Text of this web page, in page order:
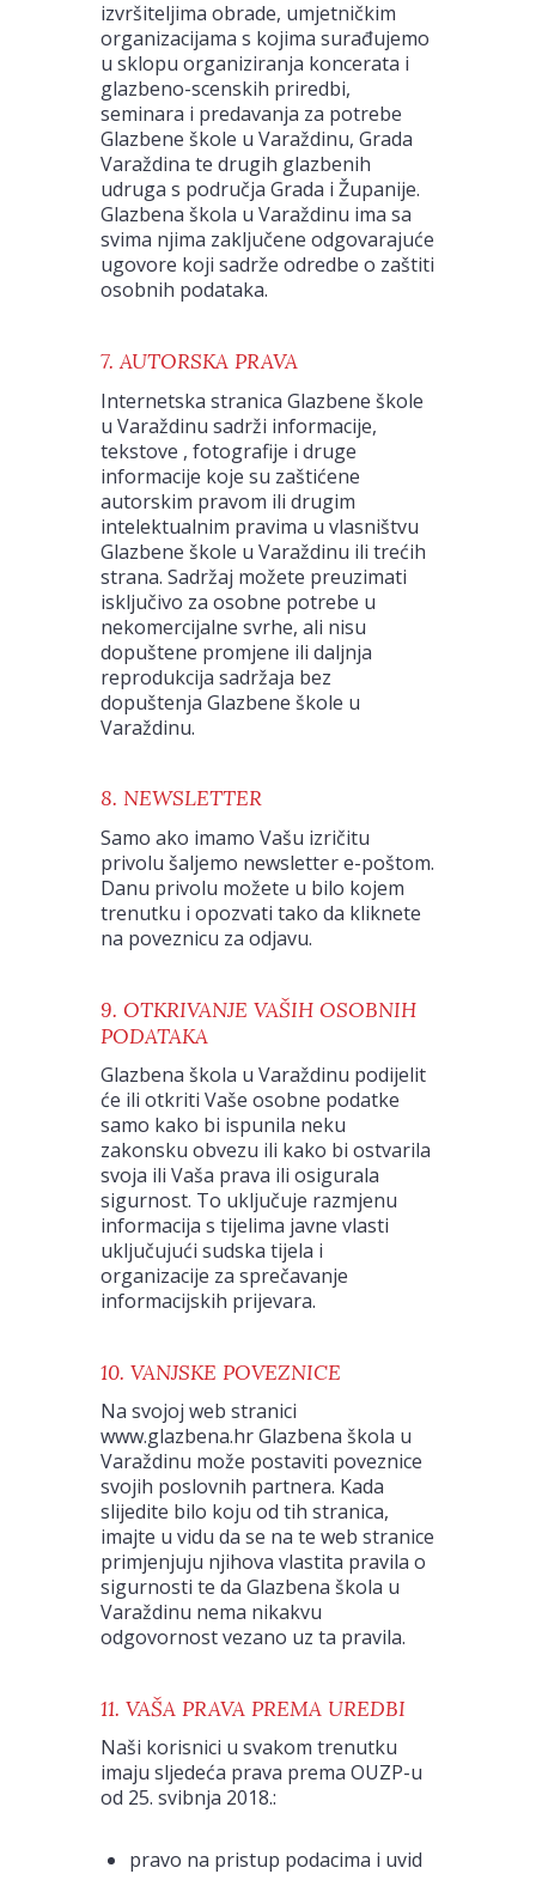
izvršiteljima obrade, umjetničkim
organizacijama s kojima surađujemo
u sklopu organiziranja koncerata i
glazbeno-scenskih priredbi,
seminara i predavanja za potrebe
Glazbene škole u Varaždinu, Grada
Varaždina te drugih glazbenih
udruga s područja Grada i Županije.
Glazbena škola u Varaždinu ima sa
svima njima zaključene odgovarajuće
ugovore koji sadrže odredbe o zaštiti
osobnih podataka.
7. AUTORSKA PRAVA
Internetska stranica Glazbene škole
u Varaždinu sadrži informacije,
tekstove , fotografije i druge
informacije koje su zaštićene
autorskim pravom ili drugim
intelektualnim pravima u vlasništvu
Glazbene škole u Varaždinu ili trećih
strana. Sadržaj možete preuzimati
isključivo za osobne potrebe u
nekomercijalne svrhe, ali nisu
dopuštene promjene ili daljnja
reprodukcija sadržaja bez
dopuštenja Glazbene škole u
Varaždinu.
8. NEWSLETTER
Samo ako imamo Vašu izričitu
privolu šaljemo newsletter e-poštom.
Danu privolu možete u bilo kojem
trenutku i opozvati tako da kliknete
na poveznicu za odjavu.
9. OTKRIVANJE VAŠIH OSOBNIH
PODATAKA
Glazbena škola u Varaždinu podijelit
će ili otkriti Vaše osobne podatke
samo kako bi ispunila neku
zakonsku obvezu ili kako bi ostvarila
svoja ili Vaša prava ili osigurala
sigurnost. To uključuje razmjenu
informacija s tijelima javne vlasti
uključujući sudska tijela i
organizacije za sprečavanje
informacijskih prijevara.
10. VANJSKE POVEZNICE
Na svojoj web stranici
www.glazbena.hr Glazbena škola u
Varaždinu može postaviti poveznice
svojih poslovnih partnera. Kada
slijedite bilo koju od tih stranica,
imajte u vidu da se na te web stranice
primjenjuju njihova vlastita pravila o
sigurnosti te da Glazbena škola u
Varaždinu nema nikakvu
odgovornost vezano uz ta pravila.
11. VAŠA PRAVA PREMA UREDBI
Naši korisnici u svakom trenutku
imaju sljedeća prava prema OUZP-u
od 25. svibnja 2018.:
pravo na pristup podacima i uvid